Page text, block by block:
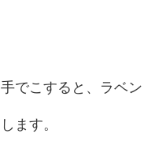
手でこすると、ラベ
します。